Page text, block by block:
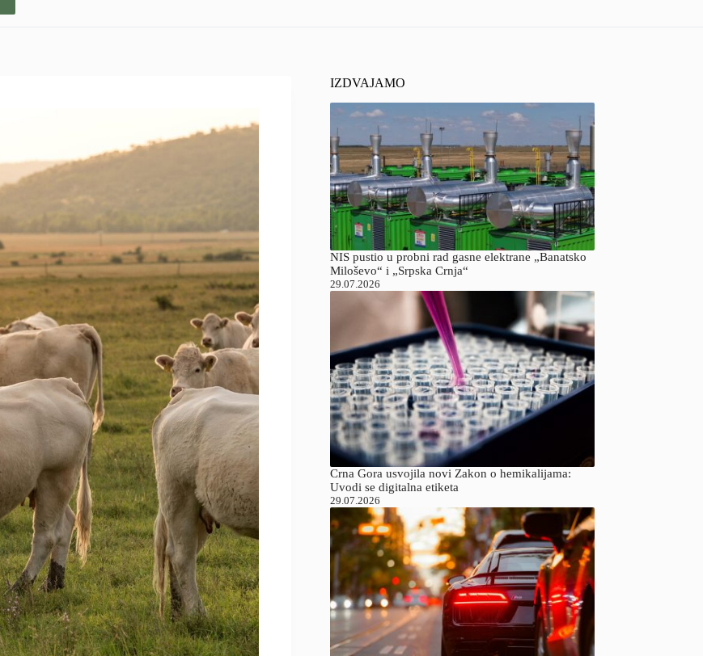
IZDVAJAMO
NIS pustio u probni rad gasne elektrane „Banatsko
Miloševo“ i „Srpska Crnja“
29.07.2026
Crna Gora usvojila novi Zakon o hemikalijama:
Uvodi se digitalna etiketa
29.07.2026